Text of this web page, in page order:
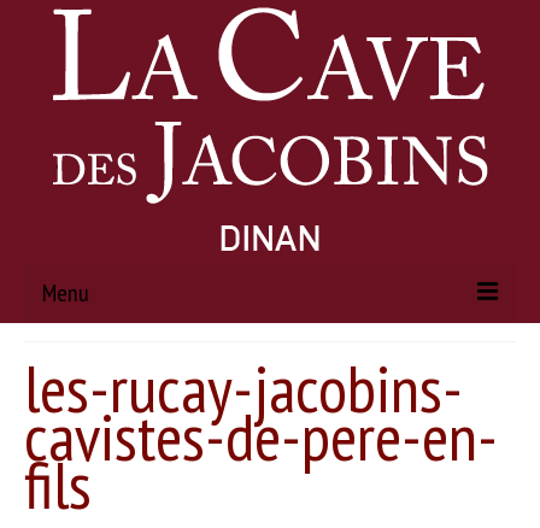
Menu
À PROPOS
Histoire
les-rucay-jacobins-
cavistes-de-pere-en-
fils